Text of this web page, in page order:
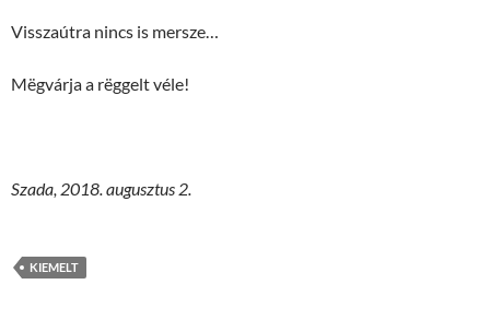
Visszaútra nincs is mersze…
Mëgvárja a rëggelt véle!
Szada, 2018. augusztus 2.
KIEMELT